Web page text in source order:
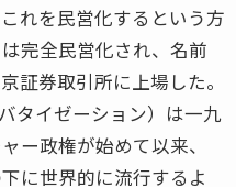
れを民営化するという方
完全民営化され、名前
証券取引所に上場した。
タイゼーション）は一九
ー政権が始めて以来、
に世界的に流行するよ